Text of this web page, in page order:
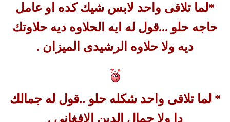
*لما تلاقى واحد لابس شيك كده او عامل
حاجه حلو ...قول له ايه الحلاوه ديه حلاوتك
ديه ولا حلاوه الرشيدى الميزان .
* لما تلاقى واحد شكله حلو ..قول له جمالك
دا ولا جمال الدين الافغانى .